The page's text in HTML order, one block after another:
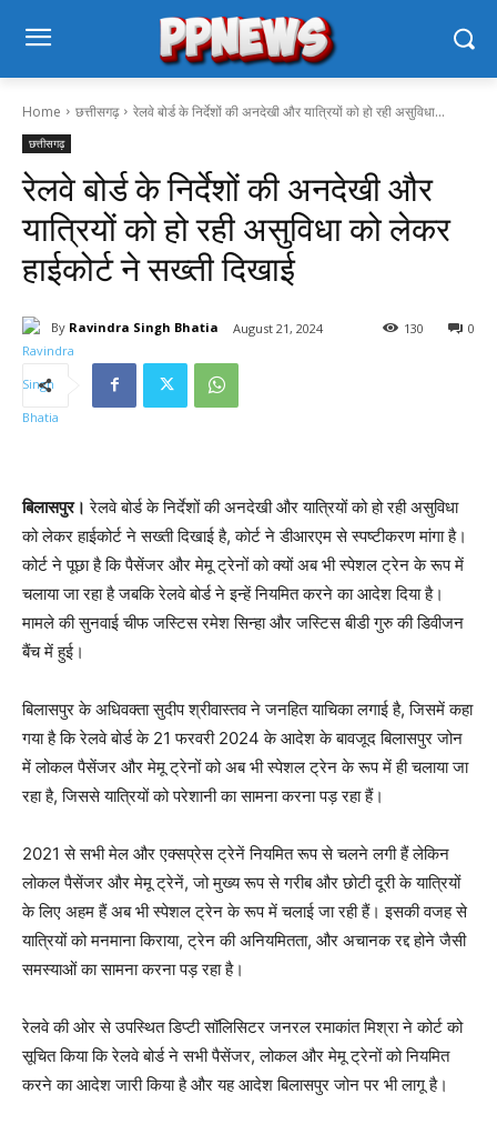
Home छत्तीसगढ़ रेलवे बोर्ड के निर्देशों की अनदेखी और यात्रियों को हो रही असुविधा...
छत्तीसगढ़
रेलवे बोर्ड के निर्देशों की अनदेखी और
यात्रियों को हो रही असुविधा को लेकर
हाईकोर्ट ने सख्ती दिखाई
By Ravindra Singh Bhatia August 21, 2024 0
130
बिलासपुर। रेलवे बोर्ड के निर्देशों की अनदेखी और यात्रियों को हो रही असुविधा
को लेकर हाईकोर्ट ने सख्ती दिखाई है, कोर्ट ने डीआरएम से स्पष्टीकरण मांगा है।
कोर्ट ने पूछा है कि पैसेंजर और मेमू ट्रेनों को क्यों अब भी स्पेशल ट्रेन के रूप में
चलाया जा रहा है जबकि रेलवे बोर्ड ने इन्हें नियमित करने का आदेश दिया है।
मामले की सुनवाई चीफ जस्टिस रमेश सिन्हा और जस्टिस बीडी गुरु की डिवीजन
बैंच में हुई।
बिलासपुर के अधिवक्ता सुदीप श्रीवास्तव ने जनहित याचिका लगाई है, जिसमें कहा
गया है कि रेलवे बोर्ड के 21 फरवरी 2024 के आदेश के बावजूद बिलासपुर जोन
में लोकल पैसेंजर और मेमू ट्रेनों को अब भी स्पेशल ट्रेन के रूप में ही चलाया जा
रहा है, जिससे यात्रियों को परेशानी का सामना करना पड़ रहा हैं।
2021 से सभी मेल और एक्सप्रेस ट्रेनें नियमित रूप से चलने लगी हैं लेकिन
लोकल पैसेंजर और मेमू ट्रेनें, जो मुख्य रूप से गरीब और छोटी दूरी के यात्रियों
के लिए अहम हैं अब भी स्पेशल ट्रेन के रूप में चलाई जा रही हैं। इसकी वजह से
यात्रियों को मनमाना किराया, ट्रेन की अनियमितता, और अचानक रद्द होने जैसी
समस्याओं का सामना करना पड़ रहा है।
रेलवे की ओर से उपस्थित डिप्टी सॉलिसिटर जनरल रमाकांत मिश्रा ने कोर्ट को
सूचित किया कि रेलवे बोर्ड ने सभी पैसेंजर, लोकल और मेमू ट्रेनों को नियमित
करने का आदेश जारी किया है और यह आदेश बिलासपुर जोन पर भी लागू है।